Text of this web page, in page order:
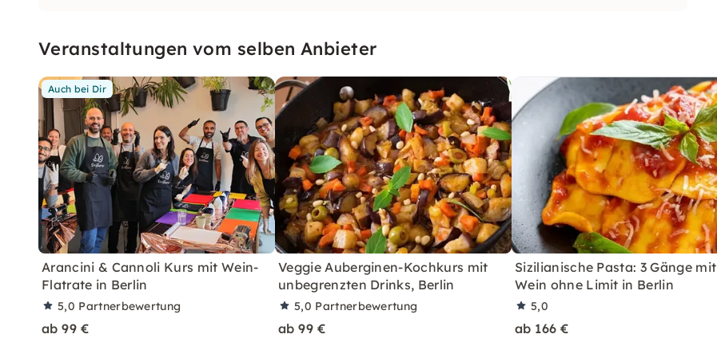
Veranstaltungen vom selben Anbieter
Auch bei Dir
Arancini & Cannoli Kurs mit Wein-
Flatrate in Berlin
5,0 Partnerbewertung
ab 99 €
Veggie Auberginen-Kochkurs mit
unbegrenzten Drinks, Berlin
5,0 Partnerbewertung
ab 99 €
Sizilianische Pasta: 3 Gänge mit
Wein ohne Limit in Berlin
5,0
ab 166 €